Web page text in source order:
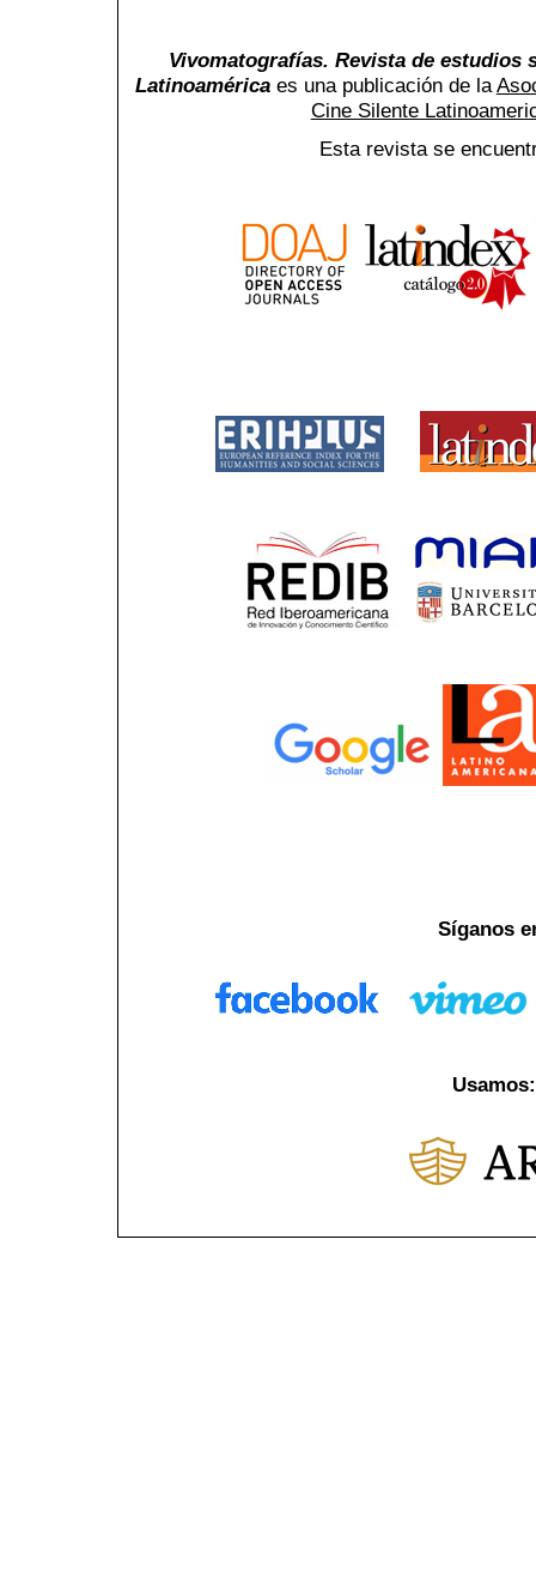
Vivomatografías. Revista de estudios
Latinoaméricaes una publicación de la
Cine Silente
Esta revista se
Síganos
Usamos: